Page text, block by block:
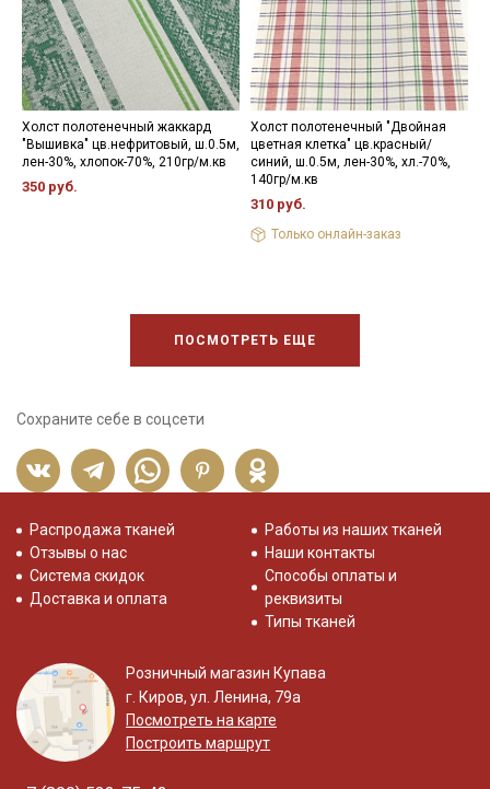
Холст полотенечный жаккард
"Вышивка" цв.нефритовый, ш.0.5м,
лен-30%, хлопок-70%, 210гр/м.кв
350 руб.
Холст полотенечный "Двойная
цветная клетка" цв.красный/
синий, ш.0.5м, лен-30%, хл.-70%,
140гр/м.кв
310 руб.
Только онлайн-заказ
ПОСМОТРЕТЬ ЕЩЕ
Сохраните себе в соцсети
Распродажа тканей
Отзывы о нас
Система скидок
Доставка и оплата
Работы из наших тканей
Наши контакты
Способы оплаты и
реквизиты
Типы тканей
Розничный магазин Купава
г. Киров, ул. Ленина, 79а
Посмотреть на карте
Построить маршрут